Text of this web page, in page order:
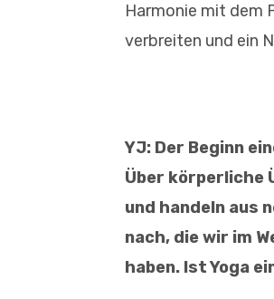
Harmonie mit dem
verbreiten und ein
YJ: Der Beginn
Über körperliche
und handeln aus
nach, die wir im
haben. Ist Yoga